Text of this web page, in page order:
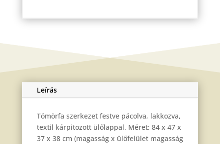
Leírás
Tömörfa szerkezet festve pácolva, lakkozva,
textil kárpitozott ülőlappal. Méret: 84 x 47 x
37 x 38 cm (magasság x ülőfelület magasság